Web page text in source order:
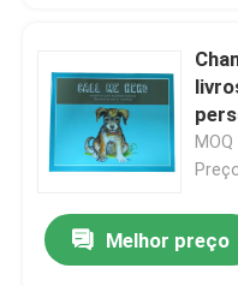
Melhor preço